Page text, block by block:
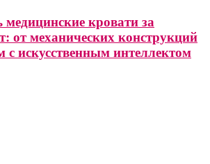
кровати за
от механических конструкций
с искусственным интеллектом